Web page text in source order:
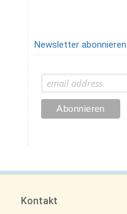
Newsletter abonnieren
Kontakt